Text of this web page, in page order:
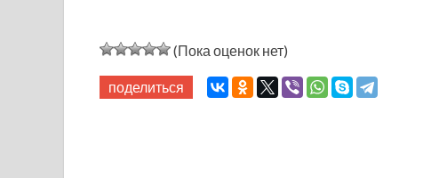
(Пока оценок нет)
поделиться